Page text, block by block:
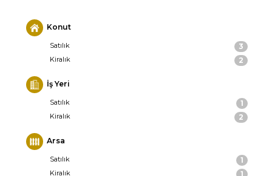
Konut
Satılık 3
Kiralık 2
İş Yeri
Satılık 1
Kiralık 2
Arsa
Satılık 1
Kiralık 1